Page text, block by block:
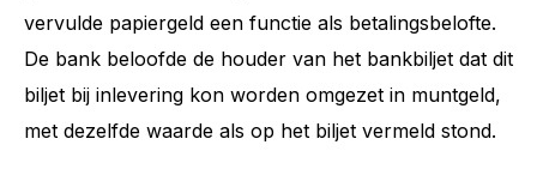
vervulde papiergeld een functie als betalingsbelofte.
De bank beloofde de houder van het bankbiljet dat dit
biljet bij inlevering kon worden omgezet in muntgeld,
met dezelfde waarde als op het biljet vermeld stond.